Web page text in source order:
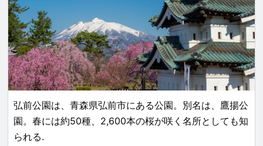
弘前公園は、青森県弘前市にある公園。別名は、鷹揚公
園。春には約50種、2,600本の桜が咲く名所としても知
られる.